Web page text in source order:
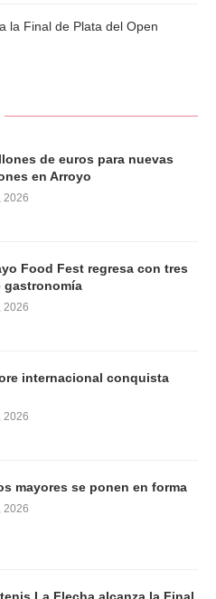
la Final de Plata del Open
de euros para nuevas
en Arroyo
2026
Food Fest regresa con tres
gastronomía
2026
internacional conquista
2026
mayores se ponen en forma
2026